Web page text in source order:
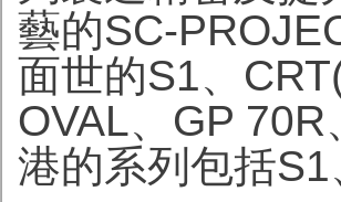
藝的SC-
面世的S1、
OVAL、GP
港的系列包括